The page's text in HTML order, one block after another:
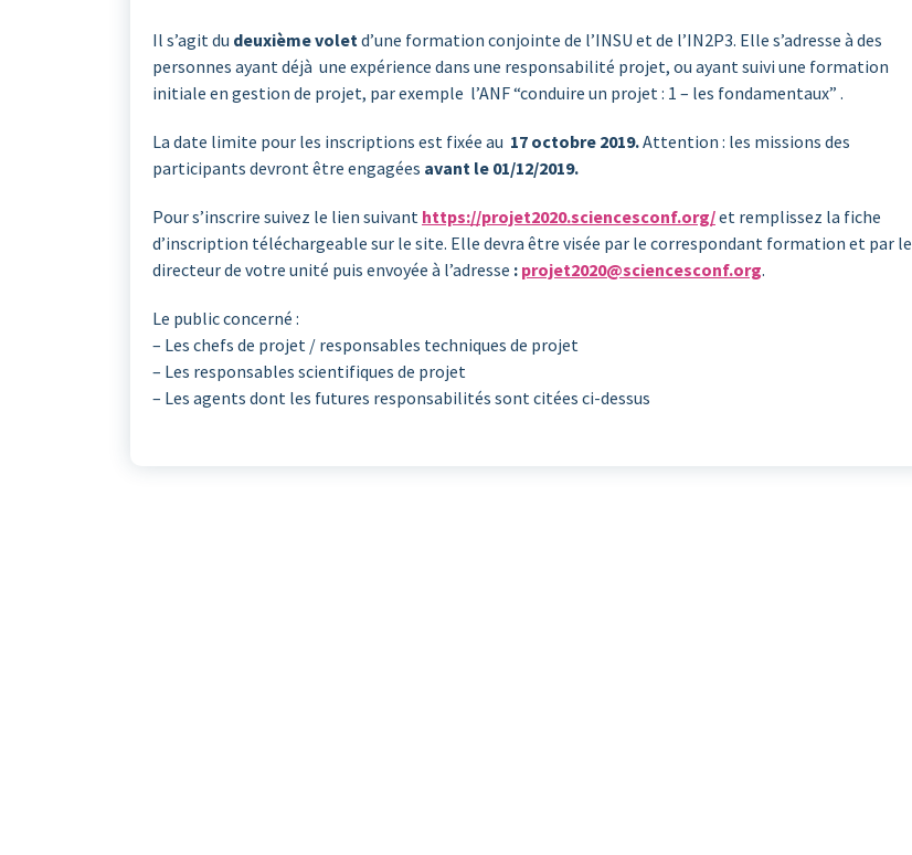
Il s’agit du deuxième volet d’une formation conjointe de l’INSU et de l’IN2P3. Elle s’adresse à des
personnes ayant déjà une expérience dans une responsabilité projet, ou ayant suivi une formation
initiale en gestion de projet, par exemple l’ANF “conduire un projet : 1 – les fondamentaux” .
La date limite pour les inscriptions est fixée au 17 octobre 2019.Attention : les missions des
participants devront être engagées avant le 01/12/2019.
Pour s’inscrire suivez le lien suivant https://projet2020.sciencesconf.org/et remplissez la fiche
d’inscription téléchargeable sur le site. Elle devra être visée par le correspondant formation et par le
directeur de votre unité puis envoyée à l’adresse : projet2020@sciencesconf.org.
Le public concerné :
– Les chefs de projet / responsables techniques de projet
– Les responsables scientifiques de projet
– Les agents dont les futures responsabilités sont citées ci-dessus